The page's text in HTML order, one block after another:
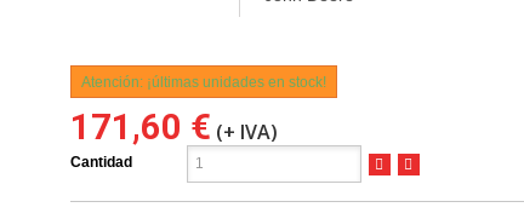
Atención: ¡últimas unidades en stock!
171,60 € (+ IVA)
Cantidad